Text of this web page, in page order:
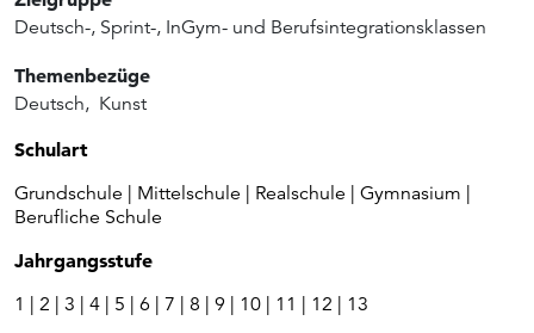
Deutsch-, Sprint-, InGym- und Berufsintegrationsklassen
Themenbezüge
Deutsch, Kunst
Schulart
Grundschule | Mittelschule | Realschule | Gymnasium |
Berufliche Schule
Jahrgangsstufe
1 | 2 | 3 | 4 | 5 | 6 | 7 | 8 | 9 | 10 | 11 | 12 | 13